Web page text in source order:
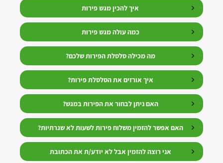
איך להכין מגש פירות
כמה עולה מגש פירות
מה מכילה סלסלת הפירות שלכם?
איך אורזים את הסלסלת פירות?
האם ניתן לבחור את הפירות במגש?
האם אפשר להזמין משלוח פירות לשעות לא שגרתיות?
אני רוצה להזמין אבל לא יודע/ת את הכתובת